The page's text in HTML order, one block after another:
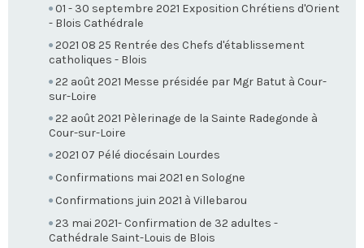
01 - 30 septembre 2021 Exposition Chrétiens d'Orient
- Blois Cathédrale
2021 08 25 Rentrée des Chefs d'établissement
catholiques - Blois
22 août 2021 Messe présidée par Mgr Batut à Cour-
sur-Loire
22 août 2021 Pèlerinage de la Sainte Radegonde à
Cour-sur-Loire
2021 07 Pélé diocésain Lourdes
Confirmations mai 2021 en Sologne
Confirmations juin 2021 à Villebarou
23 mai 2021- Confirmation de 32 adultes -
Cathédrale Saint-Louis de Blois